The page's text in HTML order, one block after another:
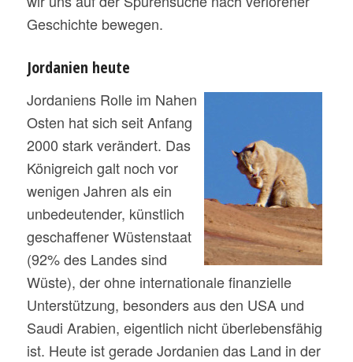
Geschichte bewegen.
Jordanien heute
Jordaniens Rolle im Nahen
Osten hat sich seit Anfang
2000 stark verändert. Das
Königreich galt noch vor
wenigen Jahren als ein
unbedeutender, künstlich
geschaffener Wüstenstaat
(92% des Landes sind
Wüste), der ohne internationale finanzielle
Unterstützung, besonders aus den USA und
Saudi Arabien, eigentlich nicht überlebensfähig
ist. Heute ist gerade Jordanien das Land in der